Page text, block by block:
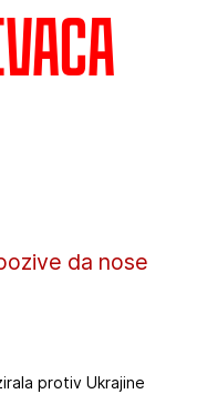
da nose
protiv Ukrajine